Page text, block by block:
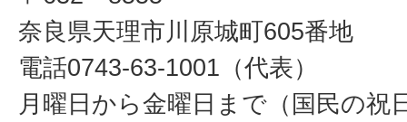
奈良県天理市川原城町605番地
電話0743-63-1001（代表）
月曜日から金曜日まで（国民の祝